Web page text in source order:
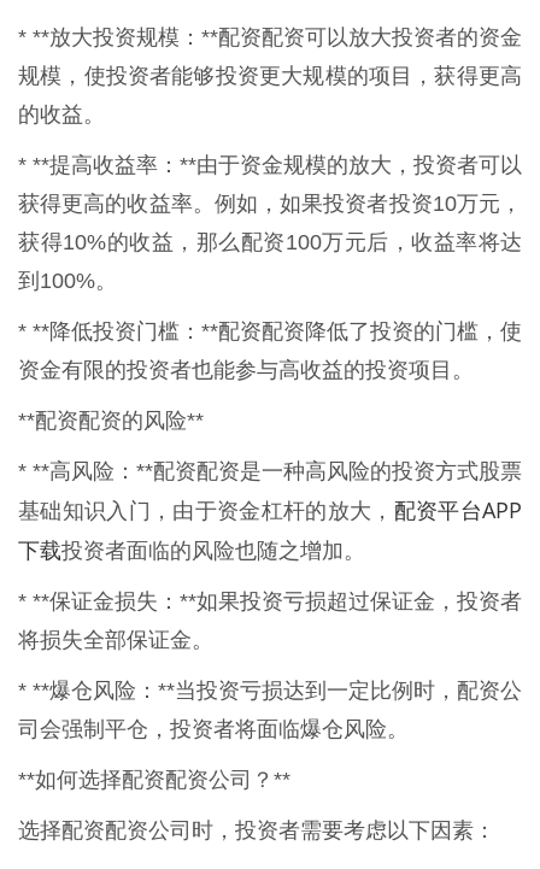
* **放大投资规模：**配资配资可以放大投资者的资金
规模，使投资者能够投资更大规模的项目，获得更高
的收益。
* **提高收益率：**由于资金规模的放大，投资者可以
获得更高的收益率。例如，如果投资者投资10万元，
获得10%的收益，那么配资100万元后，收益率将达
到100%。
* **降低投资门槛：**配资配资降低了投资的门槛，使
资金有限的投资者也能参与高收益的投资项目。
**配资配资的风险**
* **高风险：**配资配资是一种高风险的投资方式股票
基础知识入门，由于资金杠杆的放大， 配资平台APP
下载投资者面临的风险也随之增加。
* **保证金损失：**如果投资亏损超过保证金，投资者
将损失全部保证金。
* **爆仓风险：**当投资亏损达到一定比例时，配资公
司会强制平仓，投资者将面临爆仓风险。
**如何选择配资配资公司？**
选择配资配资公司时，投资者需要考虑以下因素：